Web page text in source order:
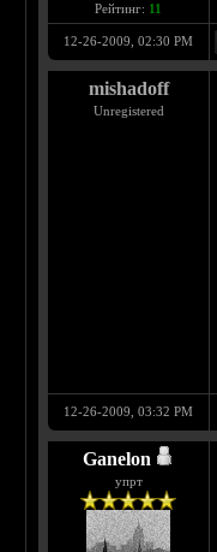
Рейтинг: 11
12-26-2009, 02:30 PM
mishadoff
Unregistered
12-26-2009, 03:32 PM
Ganelon
упрт